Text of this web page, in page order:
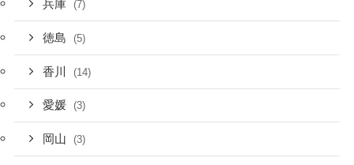
兵庫 (7)
徳島 (5)
香川 (14)
愛媛 (3)
岡山 (3)